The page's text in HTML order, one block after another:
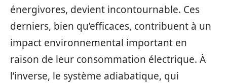
énergivores, devient incontournable. Ces
derniers, bien qu’efficaces, contribuent à un
impact environnemental important en
raison de leur consommation électrique. À
l’inverse, le système adiabatique, qui